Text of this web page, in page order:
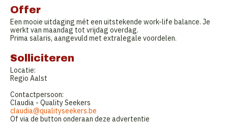
Offer
Een mooie uitdaging mét een uitstekende work-life balance. Je
werkt van maandag tot vrijdag overdag.
Prima salaris, aangevuld met extralegale voordelen.
Solliciteren
Locatie:
Regio Aalst
Contactpersoon:
Claudia - Quality Seekers
claudia@qualityseekers.be
Of via de button onderaan deze advertentie